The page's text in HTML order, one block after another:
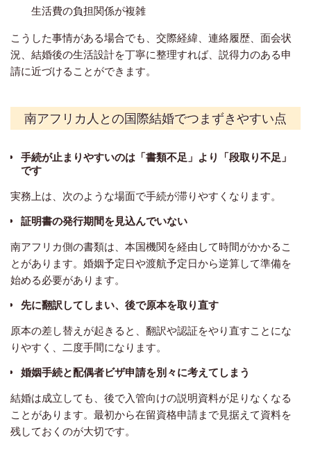
生活費の負担関係が複雑
こうした事情がある場合でも、交際経緯、連絡履歴、面会状
況、結婚後の生活設計を丁寧に整理すれば、説得力のある申
請に近づけることができます。
南アフリカ人との国際結婚でつまずきやすい点
手続が止まりやすいのは「書類不足」より「段取り不足」
です
実務上は、次のような場面で手続が滞りやすくなります。
証明書の発行期間を見込んでいない
南アフリカ側の書類は、本国機関を経由して時間がかかるこ
とがあります。婚姻予定日や渡航予定日から逆算して準備を
始める必要があります。
先に翻訳してしまい、後で原本を取り直す
原本の差し替えが起きると、翻訳や認証をやり直すことにな
りやすく、二度手間になります。
婚姻手続と配偶者ビザ申請を別々に考えてしまう
結婚は成立しても、後で入管向けの説明資料が足りなくなる
ことがあります。最初から在留資格申請まで見据えて資料を
残しておくのが大切です。